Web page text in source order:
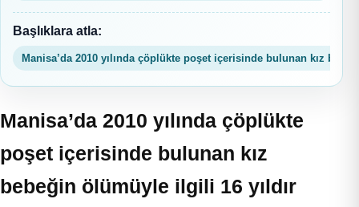
Başlıklara atla:
Manisa’da 2010 yılında çöplükte poşet içerisinde bulunan kız
Manisa’da 2010 yılında çöplükte
poşet içerisinde bulunan kız
bebeğin ölümüyle ilgili 16 yıldır